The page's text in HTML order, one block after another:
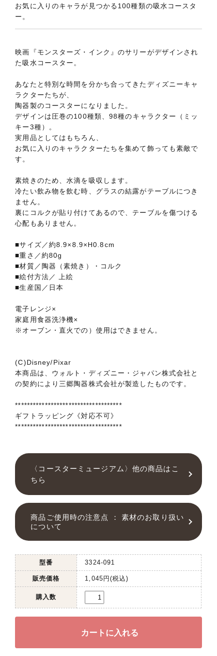
お気に入りのキャラが見つかる100種類の吸水コースタ
ー。
映画『モンスターズ・インク』のサリーがデザインされ
た吸水コースター。
あなたと特別な時間を分かち合ってきたディズニーキャ
ラクターたちが、
陶器製のコースターになりました。
デザインは圧巻の100種類、98種のキャラクター（ミッ
キー3種）。
実用品としてはもちろん、
お気に入りのキャラクターたちを集めて飾っても素敵で
す。
素焼きのため、水滴を吸収します。
冷たい飲み物を飲む時、グラスの結露がテーブルにつき
ません。
裏にコルクが貼り付けてあるので、テーブルを傷つける
心配もありません。
■サイズ／約8.9×8.9×H0.8cm
■重さ／約80g
■材質／陶器（素焼き）・コルク
■絵付方法／ 上絵
■生産国／日本
電子レンジ×
家庭用食器洗浄機×
※オーブン・直火での）使用はできません。
(C)Disney/Pixar
本商品は、ウォルト・ディズニー・ジャパン株式会社と
の契約により三郷陶器株式会社が製造したものです。
************************************
ギフトラッピング《対応不可》
************************************
〈コースターミュージアム〉他の商品はこ
ちら
商品ご使用時の注意点 ： 素材のお取り扱い
について
型番 3324-091
販売価格 1,045円(税込)
購入数